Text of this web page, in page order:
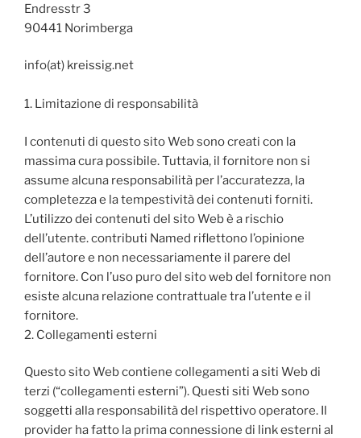
Endresstr 3
90441 Norimberga
info(at) kreissig.net
1. Limitazione di responsabilità
I contenuti di questo sito Web sono creati con la
massima cura possibile.Tuttavia, il fornitore non si
assume alcuna responsabilità per l’accuratezza, la
completezza e la tempestività dei contenuti forniti.
L’utilizzo dei contenuti del sito Web è a rischio
dell’utente.contributi Named riflettono l’opinione
dell’autore e non necessariamente il parere del
fornitore. Con l’uso puro del sito web del fornitore non
esiste alcuna relazione contrattuale tra l’utente e il
fornitore.
2. Collegamenti esterni
Questo sito Web contiene collegamenti a siti Web di
terzi (“collegamenti esterni”). Questi siti Web sono
soggetti alla responsabilità del rispettivo operatore. Il
provider ha fatto la prima connessione di link esterni al